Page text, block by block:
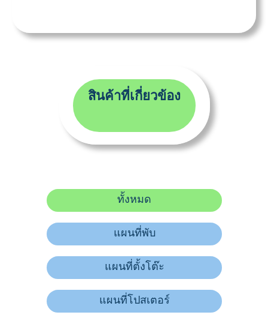
สินค้าที่เกี่ยวข้อง
ทั้งหมด
แผนที่พับ
แผนที่ตั้งโต๊ะ
แผนที่โปสเตอร์